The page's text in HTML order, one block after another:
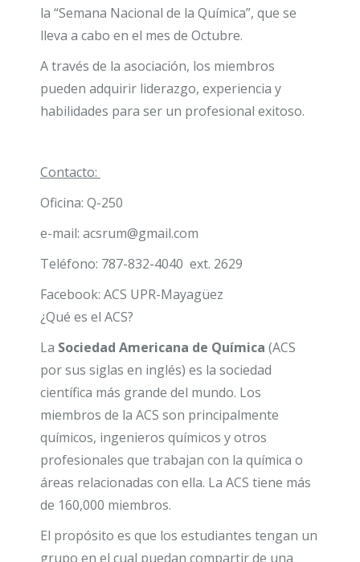
la “Semana Nacional de la Química”, que se
lleva a cabo en el mes de Octubre.
A través de la asociación, los miembros
pueden adquirir liderazgo, experiencia y
habilidades para ser un profesional exitoso.
Contacto:
Oficina: Q-250
e-mail: acsrum@gmail.com
Teléfono: 787-832-4040 ext. 2629
Facebook: ACS UPR-Mayagüez
¿Qué es el ACS?
La Sociedad Americana de Química (ACS
por sus siglas en inglés) es la sociedad
científica más grande del mundo. Los
miembros de la ACS son principalmente
químicos, ingenieros químicos y otros
profesionales que trabajan con la química o
áreas relacionadas con ella. La ACS tiene más
de 160,000 miembros.
El propósito es que los estudiantes tengan un
grupo en el cual puedan compartir de una